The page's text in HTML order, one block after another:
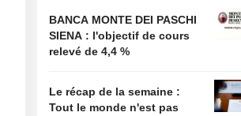
BANCA MONTE DEI PASCHI
SIENA : l'objectif de cours
relevé de 4,4 %
Le récap de la semaine :
Tout le monde n'est pas